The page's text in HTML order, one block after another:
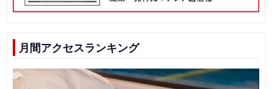
月間アクセスランキング